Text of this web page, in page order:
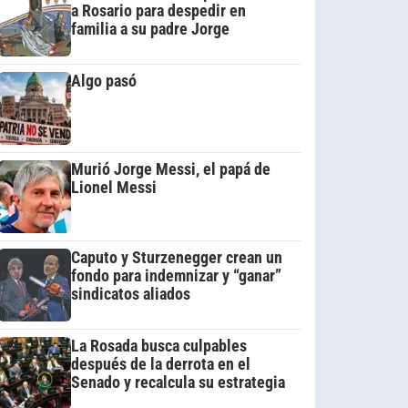
a Rosario para despedir en
familia a su padre Jorge
Algo pasó
Murió Jorge Messi, el papá de
Lionel Messi
Caputo y Sturzenegger crean un
fondo para indemnizar y “ganar”
sindicatos aliados
La Rosada busca culpables
después de la derrota en el
Senado y recalcula su estrategia